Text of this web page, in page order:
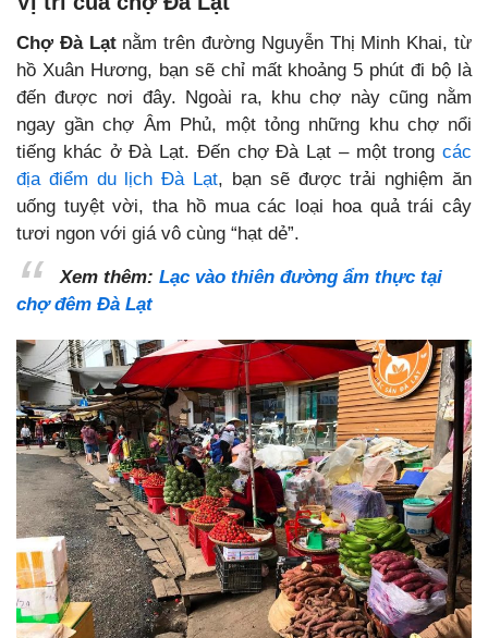
Chợ Đà Lạtnằm trên đường Nguyễn Thị Minh Khai, từ
hồ Xuân Hương, bạn sẽ chỉ mất khoảng 5 phút đi bộ là
đến được nơi đây. Ngoài ra, khu chợ này cũng nằm
ngay gần chợ Âm Phủ, một tỏng những khu chợ nổi
tiếng khác ở Đà Lạt. Đến chợ Đà Lạt – một trong các
địa điểm du lịch Đà Lạt, bạn sẽ được trải nghiệm ăn
uống tuyệt vời, tha hồ mua các loại hoa quả trái cây
tươi ngon với giá vô cùng “hạt dẻ”.
Xem thêm: Lạc vào thiên đường ẩm thực tại
chợ đêm Đà Lạt